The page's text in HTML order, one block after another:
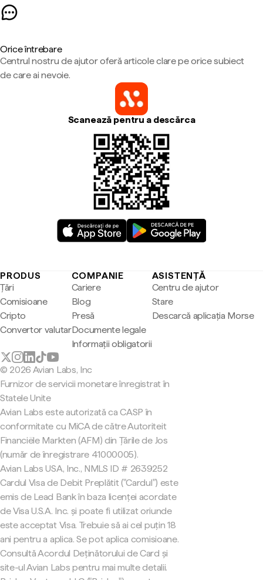
Orice întrebare
Centrul nostru de ajutor oferă articole clare pe orice subiect
de care ai nevoie.
Scanează pentru a descărca
PRODUS
Țări
Comisioane
Cripto
Convertor valutar
COMPANIE
Cariere
Blog
Presă
Documente legale
Informații obligatorii
ASISTENȚĂ
Centru de ajutor
Stare
Descarcă aplicația Morse
© 2026 Avian Labs, Inc
Furnizor de servicii monetare înregistrat în
Statele Unite
Avian Labs este autorizată ca CASP în
conformitate cu MiCA de către Autoriteit
Financiële Markten (AFM) din Țările de Jos
(număr de înregistrare 41000005).
Avian Labs USA, Inc., NMLS ID # 2639252
Cardul Visa de Debit Preplătit ("Cardul") este
emis de Lead Bank în baza licenței acordate
de Visa U.S.A. Inc. și poate fi utilizat oriunde
este acceptat Visa. Trebuie să ai cel puțin 18
ani pentru a aplica. Se pot aplica comisioane.
Consultă Acordul Deținătorului de Card și
site-ul Avian Labs pentru mai multe detalii.